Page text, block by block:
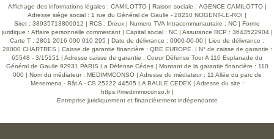
Affichage des informations légales : CAMILOTTO | Raison sociale : AGENCE CAMILOTTO |
Adresse siège social : 1 rue du Général de Gaulle - 28210 NOGENT-LE-ROI |
Siret : 38935713800012 | RCS : Dreux | Numero TVA Intracommunautaire : NC | Forme
juridique : Affaire personnelle commercant | Capital social : NC | Assurance RCP : 3643522904 |
Carte T : 2801 2016 000 010 295 | Date de délivrance : 0000-00-00 | Lieu de délivrance :
28000 CHARTRES | Caisse de garantie financière : QBE EUROPE. | N° de caisse de garantie :
65548 - 3/15151 | Adresse caisse de garantie : Coeur Défense Tour A 110 Esplanade du
Général de Gaulle 92931 PARIS La Défense Cédes | Montant de la garantie financière : 110
000 | Nom du médiateur : MEDIMMCONSO | Adresse du médiateur : 11 Allée du parc de
Mesemena - Bât A - CS 25222 44505 LA BAULE CEDEX | Adresse du site :
https://medimmoconso.fr|
Entreprise juridiquement et financièrement indépendante